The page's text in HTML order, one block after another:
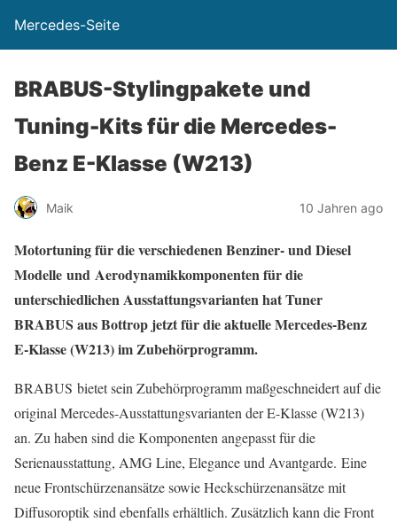
Mercedes-Seite
BRABUS-Stylingpakete und
Tuning-Kits für die Mercedes-
Benz E-Klasse (W213)
Maik 10 Jahren ago
Motortuning für die verschiedenen Benziner- und Diesel
Modelle und Aerodynamikkomponenten für die
unterschiedlichen Ausstattungsvarianten hat Tuner
BRABUS aus Bottrop jetzt für die aktuelle Mercedes-Benz
E-Klasse (W213) im Zubehörprogramm.
BRABUS bietet sein Zubehörprogramm maßgeschneidert auf die
original Mercedes-Ausstattungsvarianten der E-Klasse (W213)
an. Zu haben sind die Komponenten angepasst für die
Serienausstattung, AMG Line, Elegance und Avantgarde. Eine
neue Frontschürzenansätze sowie Heckschürzenansätze mit
Diffusoroptik sind ebenfalls erhältlich. Zusätzlich kann die Front